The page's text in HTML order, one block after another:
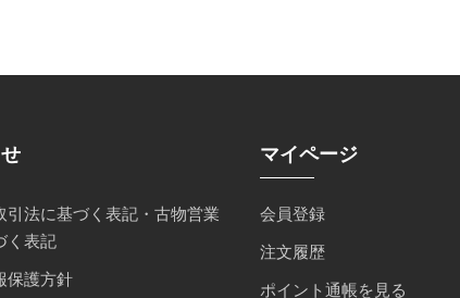
引法に基づく表記・古物営業
く表記
保護方針
マイページ
会員登録
注文履歴
ポイント通帳を見る